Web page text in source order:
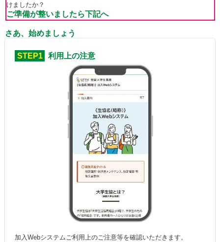
けましたか？
ご準備が整いましたら下記へ
さあ、始めましょう
STEP1 利用上の注意
加入Webシステムご利用上のご注意等を確認いただきます。